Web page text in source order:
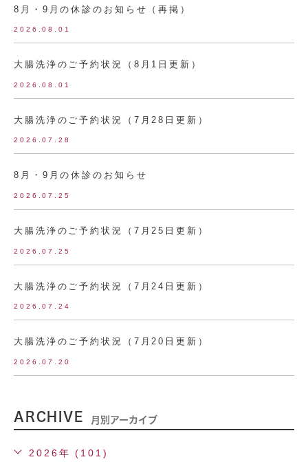
8月・9月の休診のお知らせ（再掲）
2026.08.01
大腸洗浄のご予約状況（8月1日更新）
2026.08.01
大腸洗浄のご予約状況（7月28日更新）
2026.07.28
8月・9月の休診のお知らせ
2026.07.25
大腸洗浄のご予約状況（7月25日更新）
2026.07.25
大腸洗浄のご予約状況（7月24日更新）
2026.07.24
大腸洗浄のご予約状況（7月20日更新）
2026.07.20
ARCHIVE 月別アーカイブ
2026年 (101)